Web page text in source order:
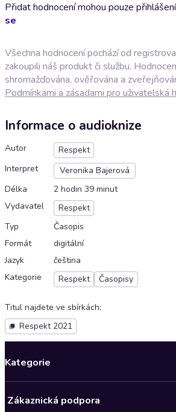
Přidat hodnocení mohou pouze
se
Všechna hodnocení pochází od
zakoupili náš produkt či službu.
shromažďována, ověřována a
Podmínkami a zásadami pro uživatelská
Informace o audioknize
Autor
Respekt
Interpret
Veronika Bajerová
Délka
2 hodin 39 minut
Vydavatel
Respekt
Typ
Časopis
Formát
digitální
Jazyk
čeština
Kategorie
Respekt Časopisy
Titul najdete ve sbírkách:
Respekt 2021
Kategorie
Bestsellery měsíce
Zákaznická podpora